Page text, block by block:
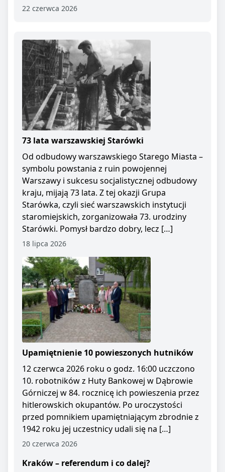
22 czerwca 2026
73 lata warszawskiej Starówki
Od odbudowy warszawskiego Starego Miasta –
symbolu powstania z ruin powojennej
Warszawy i sukcesu socjalistycznej odbudowy
kraju, mijają 73 lata. Z tej okazji Grupa
Starówka, czyli sieć warszawskich instytucji
staromiejskich, zorganizowała 73. urodziny
Starówki. Pomysł bardzo dobry, lecz […]
18 lipca 2026
Upamiętnienie 10 powieszonych hutników
12 czerwca 2026 roku o godz. 16:00 uczczono
10. robotników z Huty Bankowej w Dąbrowie
Górniczej w 84. rocznicę ich powieszenia przez
hitlerowskich okupantów. Po uroczystości
przed pomnikiem upamiętniającym zbrodnie z
1942 roku jej uczestnicy udali się na […]
20 czerwca 2026
Kraków – referendum i co dalej?